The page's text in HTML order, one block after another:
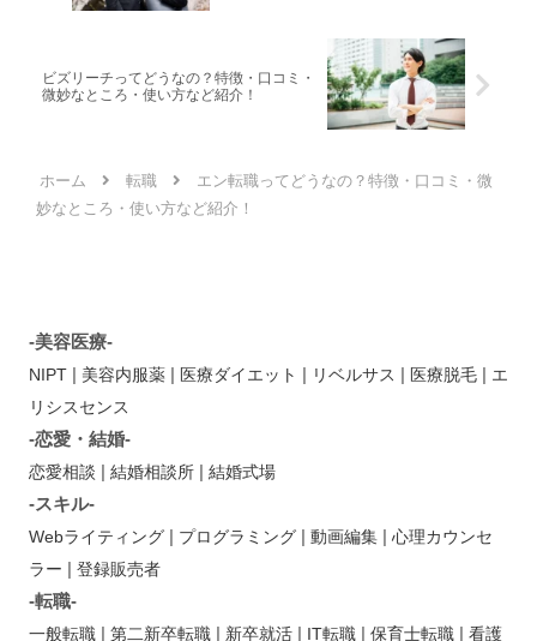
ビズリーチってどうなの？特徴・口コミ・
微妙なところ・使い方など紹介！
ホーム 転職
エン転職ってどうなの？特徴・口コミ・微
妙なところ・使い方など紹介！
-美容医療-
NIPT 美容内服薬 医療ダイエット リベルサス 医療脱毛
エ
リシスセンス
-恋愛・結婚-
恋愛相談 結婚相談所 結婚式場
-スキル-
Webライティング プログラミング 動画編集
心理カウンセ
ラー
登録販売者
-転職-
一般転職 第二新卒転職 新卒就活 IT転職 保育士転職 看護